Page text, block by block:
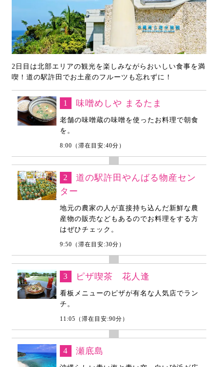
2日目は北部エリアの観光を楽しみながらおいしい食事を満
喫！道の駅許田でお土産のフルーツも忘れずに！
1 味噌めしや まるたま
老舗の味噌蔵の味噌を使ったお料理で朝食
を。
8:00（滞在目安:40分）
2
道の駅許田やんばる物産セン
ター
地元の農家の人が直接持ち込んだ新鮮な農
産物の販売などもあるのでお料理をする方
はぜひチェック。
9:50（滞在目安:30分）
3 ピザ喫茶 花人逢
看板メニューのピザが有名な人気店でラン
チ。
11:05（滞在目安:90分）
4 瀬底島